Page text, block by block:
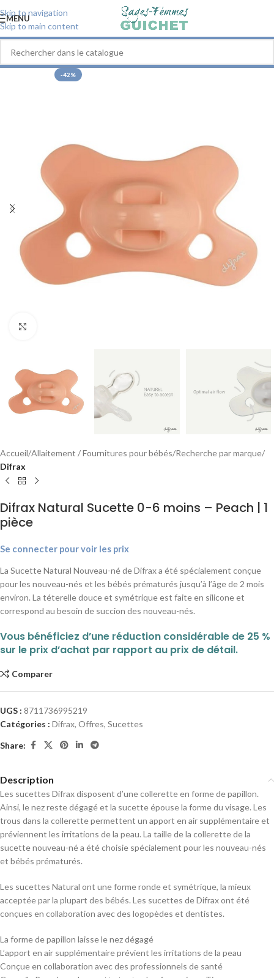
Skip to navigation
Skip to main content
MENU
-42%
Accueil Allaitement / Fournitures pour bébés Recherche par marque
Difrax
Difrax Natural Sucette 0-6 moins – Peach | 1
pièce
Se connecter pour voir les prix
La Sucette Natural Nouveau-né de Difrax a été spécialement conçue
pour les nouveau-nés et les bébés prématurés jusqu’à l’âge de 2 mois
environ. La téterelle douce et symétrique est faite en silicone et
correspond au besoin de succion des nouveau-nés.
Vous bénéficiez d’une réduction considérable de 25 %
sur le prix d’achat par rapport au prix de détail.
Comparer
UGS : 8711736995219
Catégories : Difrax, Offres, Sucettes
Share:
Description
Les sucettes Difrax disposent d’une collerette en forme de papillon.
Ainsi, le nez reste dégagé et la sucette épouse la forme du visage. Les
trous dans la collerette permettent un apport en air supplémentaire et
préviennent les irritations de la peau. La taille de la collerette de la
sucette nouveau-né a été choisie spécialement pour les nouveau-nés
et bébés prématurés.
Les sucettes Natural ont une forme ronde et symétrique, la mieux
acceptée par la plupart des bébés. Les sucettes de Difrax ont été
conçues en collaboration avec des logopèdes et dentistes.
La forme de papillon laisse le nez dégagé
L’apport en air supplémentaire prévient les irritations de la peau
Conçue en collaboration avec des professionnels de santé